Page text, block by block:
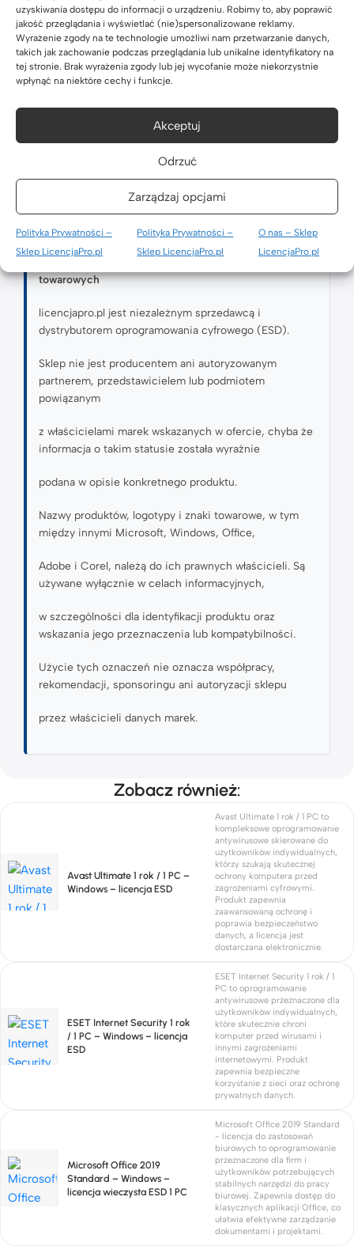
uzyskiwania dostępu do informacji o urządzeniu. Robimy to, aby poprawić
jakość przeglądania i wyświetlać (nie)spersonalizowane reklamy.
Wyrażenie zgody na te technologie umożliwi nam przetwarzanie danych,
takich jak zachowanie podczas przeglądania lub unikalne identyfikatory na
tej stronie. Brak wyrażenia zgody lub jej wycofanie może niekorzystnie
wpłynąć na niektóre cechy i funkcje.
Akceptuj
Odrzuć
Zarządzaj opcjami
Polityka Prywatności –
Sklep LicencjaPro.pl
Polityka Prywatności –
Sklep LicencjaPro.pl
O nas – Sklep
LicencjaPro.pl
zgodę na natychmiastowe spełnienie świadczenia i
przyjmuje do wiadomości utratę prawa do odstąpienia
od umowy z momentem dostarczenia produktu. Do czasu
dostarczenia klucza, prawo do odstąpienia pozostaje w
pełni zachowane.
Proces instalacji i pobierania jest opisany w instrukcji
2009/24/WE oraz wyrokiem TSUE z dnia 3 lipca 2012 r.
w sprawie C-128/11.
towarowych
licencjapro.pl jest niezależnym sprzedawcą i
dystrybutorem oprogramowania cyfrowego (ESD).
Sklep nie jest producentem ani autoryzowanym
partnerem, przedstawicielem lub podmiotem
powiązanym
z właścicielami marek wskazanych w ofercie, chyba że
informacja o takim statusie została wyraźnie
podana w opisie konkretnego produktu.
Nazwy produktów, logotypy i znaki towarowe, w tym
między innymi Microsoft, Windows, Office,
Adobe i Corel, należą do ich prawnych właścicieli. Są
używane wyłącznie w celach informacyjnych,
w szczególności dla identyfikacji produktu oraz
wskazania jego przeznaczenia lub kompatybilności.
Użycie tych oznaczeń nie oznacza współpracy,
rekomendacji, sponsoringu ani autoryzacji sklepu
przez właścicieli danych marek.
Zobacz również:
Avast Ultimate 1 rok / 1 PC –
Windows – licencja ESD
Avast Ultimate 1 rok / 1 PC to
kompleksowe oprogramowanie
antywirusowe skierowane do
użytkowników indywidualnych,
którzy szukają skutecznej
ochrony komputera przed
zagrożeniami cyfrowymi.
Produkt zapewnia
zaawansowaną ochronę i
poprawia bezpieczeństwo
danych, a licencja jest
dostarczana elektronicznie.
ESET Internet Security 1 rok
/ 1 PC – Windows – licencja
ESD
ESET Internet Security 1 rok / 1
PC to oprogramowanie
antywirusowe przeznaczone dla
użytkowników indywidualnych,
które skutecznie chroni
komputer przed wirusami i
innymi zagrożeniami
internetowymi. Produkt
zapewnia bezpieczne
korzystanie z sieci oraz ochronę
prywatnych danych.
Microsoft Office 2019
Standard – Windows –
licencja wieczysta ESD 1 PC
Microsoft Office 2019 Standard
- licencja do zastosowań
biurowych to oprogramowanie
przeznaczone dla firm i
użytkowników potrzebujących
stabilnych narzędzi do pracy
biurowej. Zapewnia dostęp do
klasycznych aplikacji Office, co
ułatwia efektywne zarządzanie
dokumentami i projektami.